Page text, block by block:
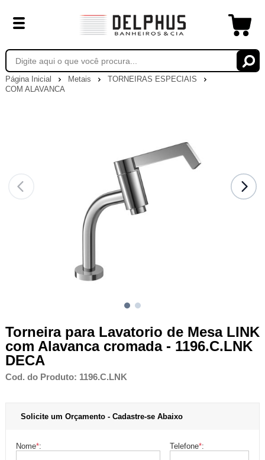
Página Inicial Metais
TORNEIRAS ESPECIAIS
COM ALAVANCA
Torneira para Lavatorio de Mesa LINK
com Alavanca cromada - 1196.C.LNK
DECA
Cod. do Produto: 1196.C.LNK
Solicite um Orçamento - Cadastre-se Abaixo
Nome*: Telefone*: